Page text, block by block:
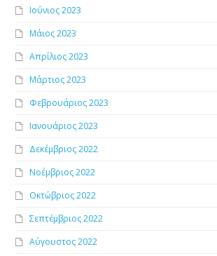
Ιούνιος 2023
Μάιος 2023
Απρίλιος 2023
Μάρτιος 2023
Φεβρουάριος 2023
Ιανουάριος 2023
Δεκέμβριος 2022
Νοέμβριος 2022
Οκτώβριος 2022
Σεπτέμβριος 2022
Αύγουστος 2022